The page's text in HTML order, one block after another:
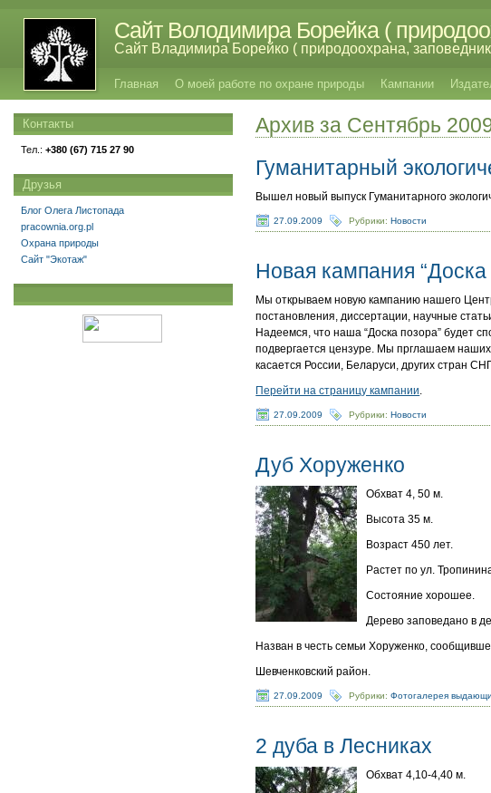
Сайт Володимира Борейка (
Сайт Владимира Борейко ( природоохрана,
Главная О моей работе по охране природы Кампании
Архив за Сентябрь
Гуманитарный
Вышел новый выпуск Гуманитарного
27.09.2009 Рубрики:Новости
Новая кампания “Доска
Мы открываем новую кампанию нашего
постановления, диссертации, научные
Надеемся, что наша “Доска позора” будет
подвергается цензуре. Мы прглашаем
касается России, Беларуси, других стран
Перейти на страницу кампании.
27.09.2009 Рубрики:Новости
Дуб Хоруженко
Обхват 4, 50 м.
Высота 35 м.
Возраст 450 лет.
Растет по ул.
Состояние хорошее.
Дерево заповедано в
Назван в честь семьи Хоруженко,
Шевченковский район.
27.09.2009 Рубрики:Фотогалерея
2 дуба в Лесниках
Обхват 4,10-4,40 м.
Контакты
Тел.: +380 (67) 715 27 90
Друзья
Блог Олега Листопада
pracownia.org.pl
Охрана природы
Сайт "Экотаж"